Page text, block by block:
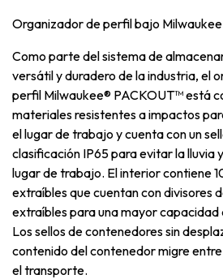
Organizador de perfil bajo
Como parte del sistema de
versátil y duradero de la industria, el
perfil Milwaukee® PACKOUT™ está
materiales resistentes a impactos
el lugar de trabajo y cuenta con un
clasificación IP65 para evitar la lluvia
lugar de trabajo. El interior contiene
extraíbles que cuentan con divisores
extraíbles para una mayor
Los sellos de contenedores sin
contenido del contenedor migre
el transporte.